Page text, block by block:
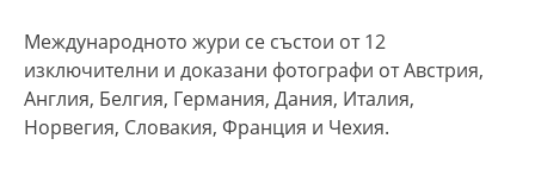
Международното жури се състои от 12
изключителни и доказани фотографи от Австрия,
Англия, Белгия, Германия, Дания, Италия,
Норвегия, Словакия, Франция и Чехия.